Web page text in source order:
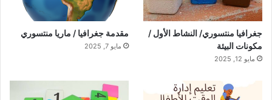
جغرافيا منتسوري/ النشاط الأول /
مكونات البيئة
مايو 12, 2025
مقدمة جغرافيا / ماريا منتسوري
مايو 7, 2025